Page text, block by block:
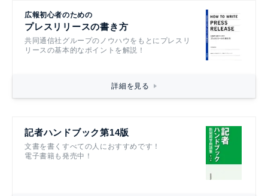
広報初心者のための
プレスリリースの書き方
共同通信社グループのノウハウをもとにプレスリ
リースの基本的なポイントを解説！
詳細を見る
記者ハンドブック第14版
文書を書くすべての人におすすめです！
電子書籍も発売中！